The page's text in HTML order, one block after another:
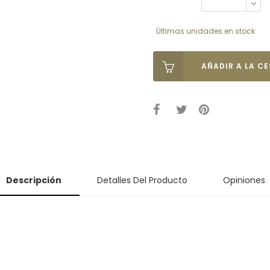
Últimas unidades en stock
AÑADIR A LA
Descripción Detalles Del Producto Opiniones